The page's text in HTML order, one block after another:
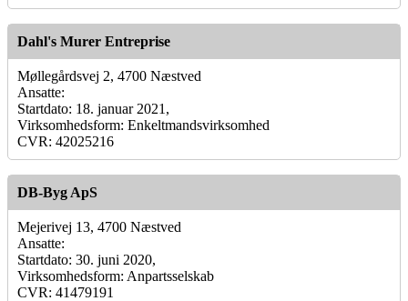
Dahl's Murer Entreprise
Møllegårdsvej 2, 4700 Næstved
Ansatte:
Startdato: 18. januar 2021,
Virksomhedsform: Enkeltmandsvirksomhed
CVR: 42025216
DB-Byg ApS
Mejerivej 13, 4700 Næstved
Ansatte:
Startdato: 30. juni 2020,
Virksomhedsform: Anpartsselskab
CVR: 41479191